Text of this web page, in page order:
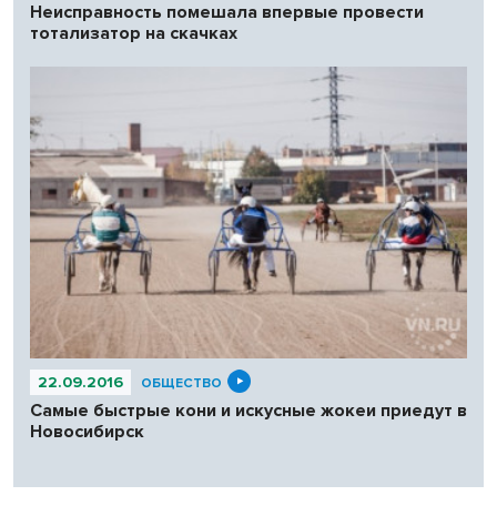
Неисправность помешала впервые провести
тотализатор на скачках
22.09.2016 ОБЩЕСТВО
Самые быстрые кони и искусные жокеи приедут в
Новосибирск